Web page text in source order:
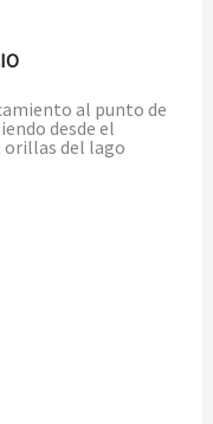
al punto de
desde el
orillas del lago